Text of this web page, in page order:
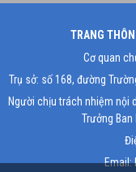
TRANG
Cơ quan
Trụ sở: số 168, đường
Người chịu trách nhiệm nội
Trưởng
Email: